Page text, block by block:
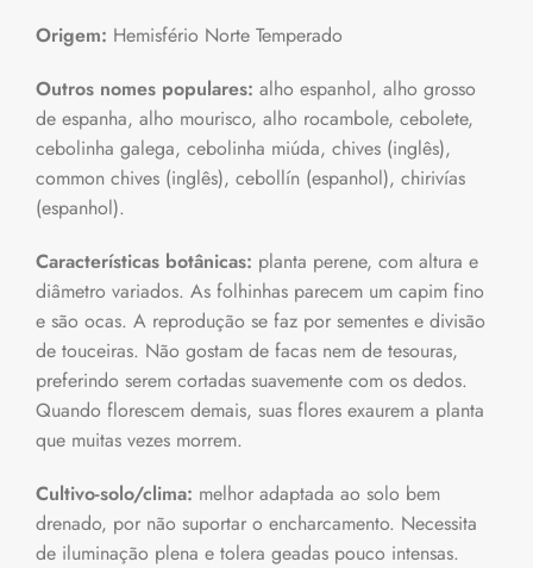
Origem: Hemisfério Norte Temperado
Outros nomes populares: alho espanhol, alho grosso
de espanha, alho mourisco, alho rocambole, cebolete,
cebolinha galega, cebolinha miúda, chives (inglês),
common chives (inglês), cebollín (espanhol), chirivías
(espanhol).
Características botânicas: planta perene, com altura e
diâmetro variados. As folhinhas parecem um capim fino
e são ocas. A reprodução se faz por sementes e divisão
de touceiras. Não gostam de facas nem de tesouras,
preferindo serem cortadas suavemente com os dedos.
Quando florescem demais, suas flores exaurem a planta
que muitas vezes morrem.
Cultivo-solo/clima: melhor adaptada ao solo bem
drenado, por não suportar o encharcamento. Necessita
de iluminação plena e tolera geadas pouco intensas.